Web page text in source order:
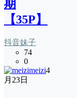
期
【35P】
抖音妹子
74
0
meizi4
月23日